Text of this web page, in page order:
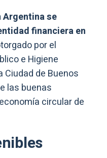
Argentina se
financiera en
por el
e Higiene
Ciudad de Buenos
las buenas
circular de